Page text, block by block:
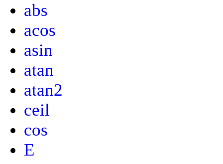
abs
acos
asin
atan
atan2
ceil
cos
E